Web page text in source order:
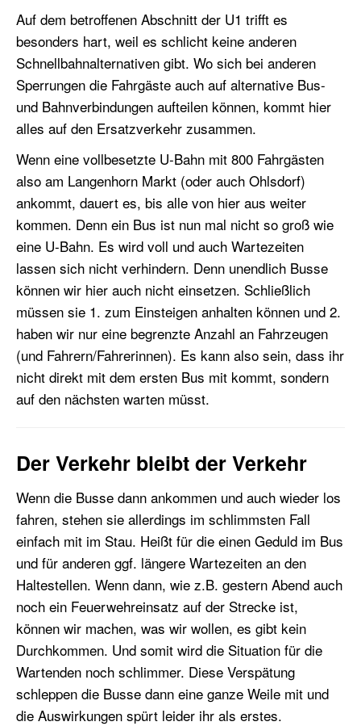
Auf dem betroffenen Abschnitt der U1 trifft es
besonders hart, weil es schlicht keine anderen
Schnellbahnalternativen gibt. Wo sich bei anderen
Sperrungen die Fahrgäste auch auf alternative Bus-
und Bahnverbindungen aufteilen können, kommt hier
alles auf den Ersatzverkehr zusammen.
Wenn eine vollbesetzte U-Bahn mit 800 Fahrgästen
also am Langenhorn Markt (oder auch Ohlsdorf)
ankommt, dauert es, bis alle von hier aus weiter
kommen. Denn ein Bus ist nun mal nicht so groß wie
eine U-Bahn. Es wird voll und auch Wartezeiten
lassen sich nicht verhindern. Denn unendlich Busse
können wir hier auch nicht einsetzen. Schließlich
müssen sie 1. zum Einsteigen anhalten können und 2.
haben wir nur eine begrenzte Anzahl an Fahrzeugen
(und Fahrern/Fahrerinnen). Es kann also sein, dass ihr
nicht direkt mit dem ersten Bus mit kommt, sondern
auf den nächsten warten müsst.
Der Verkehr bleibt der Verkehr
Wenn die Busse dann ankommen und auch wieder los
fahren, stehen sie allerdings im schlimmsten Fall
einfach mit im Stau. Heißt für die einen Geduld im Bus
und für anderen ggf. längere Wartezeiten an den
Haltestellen. Wenn dann, wie z.B. gestern Abend auch
noch ein Feuerwehreinsatz auf der Strecke ist,
können wir machen, was wir wollen, es gibt kein
Durchkommen. Und somit wird die Situation für die
Wartenden noch schlimmer. Diese Verspätung
schleppen die Busse dann eine ganze Weile mit und
die Auswirkungen spürt leider ihr als erstes.